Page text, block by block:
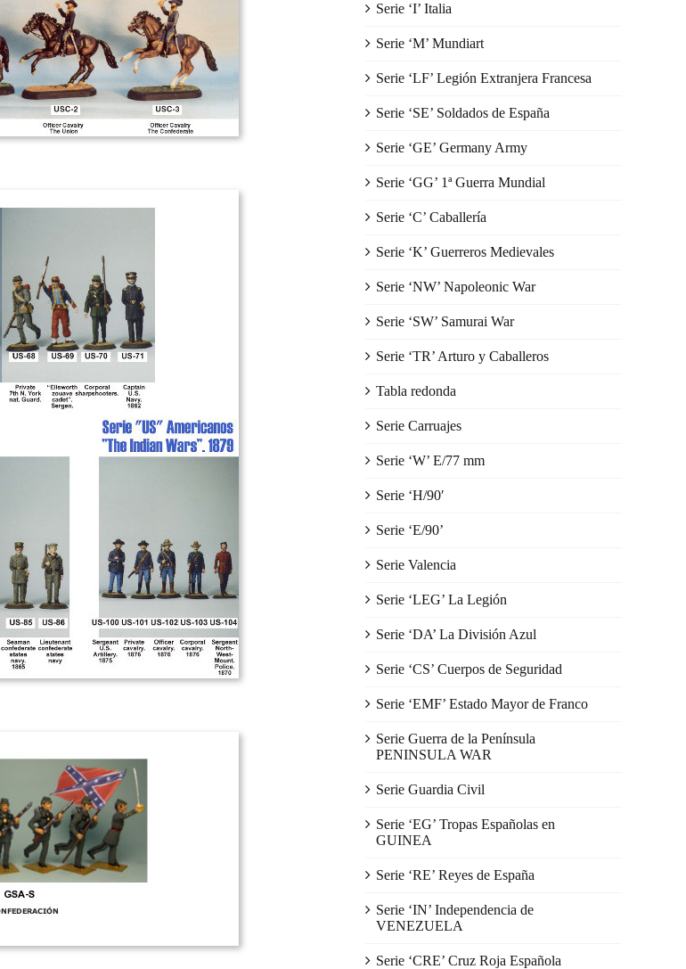
Serie ‘I’ Italia
Serie ‘M’ Mundiart
Serie ‘LF’ Legión Extranjera Francesa
Serie ‘SE’ Soldados de España
Serie ‘GE’ Germany Army
Serie ‘GG’ 1ª Guerra Mundial
Serie ‘C’ Caballería
Serie ‘K’ Guerreros Medievales
Serie ‘NW’ Napoleonic War
Serie ‘SW’ Samurai War
Serie ‘TR’ Arturo y Caballeros
Tabla redonda
Serie Carruajes
Serie ‘W’ E/77 mm
Serie ‘H/90′
Serie ‘E/90’
Serie Valencia
Serie ‘LEG’ La Legión
Serie ‘DA’ La División Azul
Serie ‘CS’ Cuerpos de Seguridad
Serie ‘EMF’ Estado Mayor de Franco
Serie Guerra de la Península
PENINSULA WAR
Serie Guardia Civil
Serie ‘EG’ Tropas Españolas en
GUINEA
Serie ‘RE’ Reyes de España
Serie ‘IN’ Independencia de
VENEZUELA
Serie ‘CRE’ Cruz Roja Española